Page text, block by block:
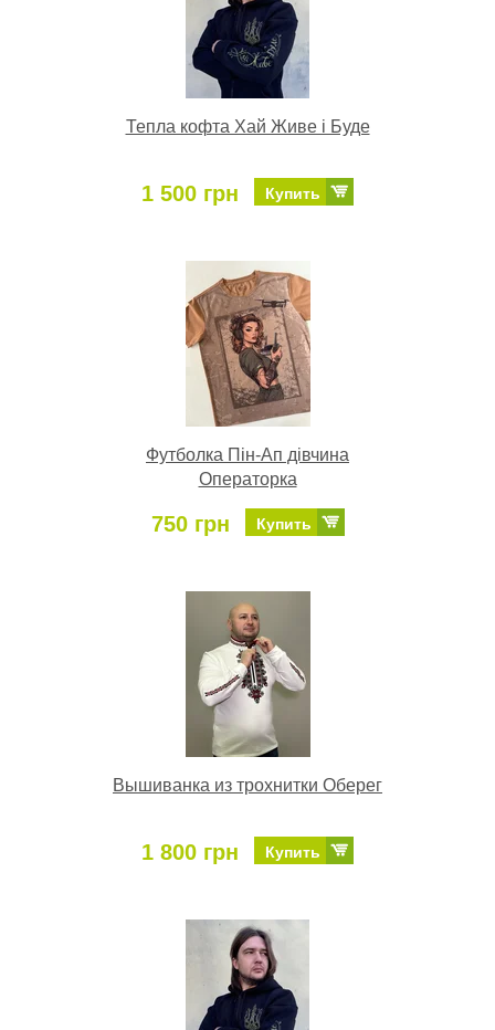
Тепла кофта Хай Живе і Буде
1 500 грн Купить
Футболка Пін-Ап дівчина
Операторка
750 грн Купить
Вышиванка из трохнитки Оберег
1 800 грн Купить